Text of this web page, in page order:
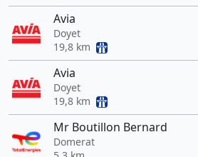
Avia
Doyet
19,8 km
Avia
Doyet
19,8 km
Mr Boutillon Bernard
Domerat